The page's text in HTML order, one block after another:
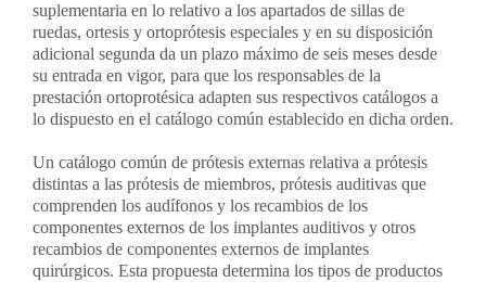
suplementaria en lo relativo a los apartados de sillas de
ruedas, ortesis y ortoprótesis especiales y en su disposición
adicional segunda da un plazo máximo de seis meses desde
su entrada en vigor, para que los responsables de la
prestación ortoprotésica adapten sus respectivos catálogos a
lo dispuesto en el catálogo común establecido en dicha orden.
Un catálogo común de prótesis externas relativa a prótesis
distintas a las prótesis de miembros, prótesis auditivas que
comprenden los audífonos y los recambios de los
componentes externos de los implantes auditivos y otros
recambios de componentes externos de implantes
quirúrgicos. Esta propuesta determina los tipos de productos